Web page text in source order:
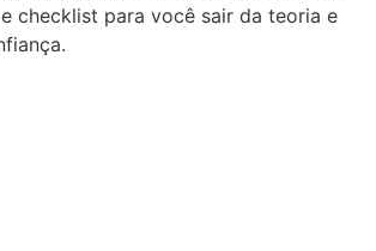
checklist para você sair da teoria e